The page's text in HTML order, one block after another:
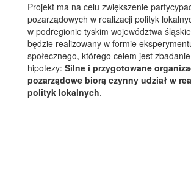
Projekt ma na celu zwiększenie
pozarządowych w realizacji polityk
w podregionie tyskim województwa
będzie realizowany w formie
społecznego, którego celem jest
hipotezy: Silne i przygotowane
pozarządowe biorą czynny udział w
polityk lokalnych.